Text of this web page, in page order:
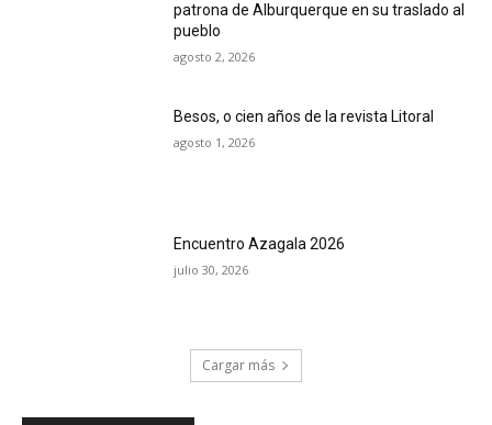
patrona de Alburquerque en su traslado al
pueblo
agosto 2, 2026
Besos, o cien años de la revista Litoral
agosto 1, 2026
Encuentro Azagala 2026
julio 30, 2026
Cargar más